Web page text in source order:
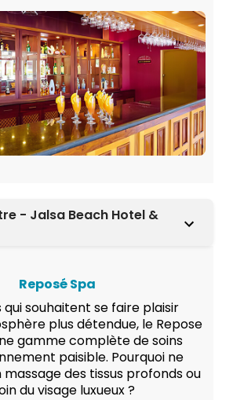
- Jalsa Beach Hotel &
Reposé Spa
qui souhaitent se faire plaisir
plus détendue, le Repose
gamme complète de soins
paisible. Pourquoi ne
massage des tissus profonds ou
du visage luxueux ?